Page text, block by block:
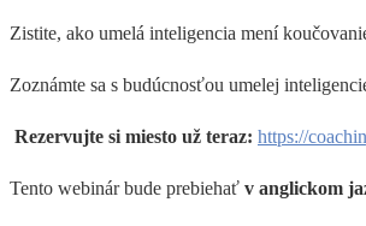
Zistite, ako umelá inteligencia mení
Zoznámte sa s budúcnosťou umelej
Rezervujte si miesto už teraz: https://
Tento webinár bude prebiehať v anglickom